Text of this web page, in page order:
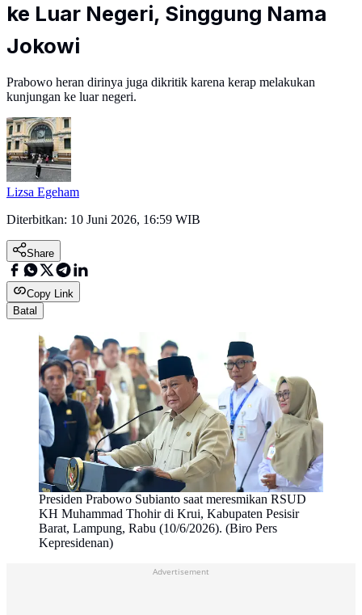
ke Luar Negeri, Singgung Nama
Jokowi
Prabowo heran dirinya juga dikritik karena kerap melakukan
kunjungan ke luar negeri.
Lizsa Egeham
Diterbitkan: 10 Juni 2026, 16:59 WIB
Share
Copy Link
Batal
Presiden Prabowo Subianto saat meresmikan RSUD
KH Muhammad Thohir di Krui, Kabupaten Pesisir
Barat, Lampung, Rabu (10/6/2026). (Biro Pers
Kepresidenan)
Advertisement